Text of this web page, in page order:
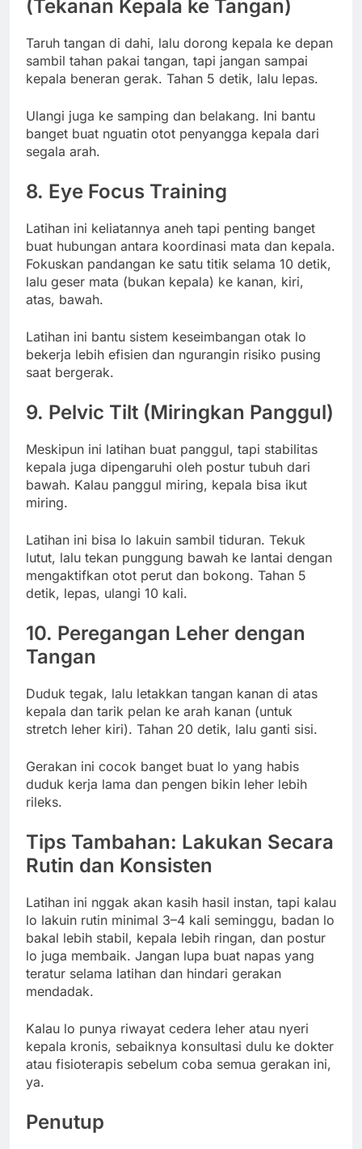
(Tekanan Kepala ke Tangan)
Taruh tangan di dahi, lalu dorong kepala ke depan
sambil tahan pakai tangan, tapi jangan sampai
kepala beneran gerak. Tahan 5 detik, lalu lepas.
Ulangi juga ke samping dan belakang. Ini bantu
banget buat nguatin otot penyangga kepala dari
segala arah.
8. Eye Focus Training
Latihan ini keliatannya aneh tapi penting banget
buat hubungan antara koordinasi mata dan kepala.
Fokuskan pandangan ke satu titik selama 10 detik,
lalu geser mata (bukan kepala) ke kanan, kiri,
atas, bawah.
Latihan ini bantu sistem keseimbangan otak lo
bekerja lebih efisien dan ngurangin risiko pusing
saat bergerak.
9. Pelvic Tilt (Miringkan Panggul)
Meskipun ini latihan buat panggul, tapi stabilitas
kepala juga dipengaruhi oleh postur tubuh dari
bawah. Kalau panggul miring, kepala bisa ikut
miring.
Latihan ini bisa lo lakuin sambil tiduran. Tekuk
lutut, lalu tekan punggung bawah ke lantai dengan
mengaktifkan otot perut dan bokong. Tahan 5
detik, lepas, ulangi 10 kali.
10. Peregangan Leher dengan
Tangan
Duduk tegak, lalu letakkan tangan kanan di atas
kepala dan tarik pelan ke arah kanan (untuk
stretch leher kiri). Tahan 20 detik, lalu ganti sisi.
Gerakan ini cocok banget buat lo yang habis
duduk kerja lama dan pengen bikin leher lebih
rileks.
Tips Tambahan: Lakukan Secara
Rutin dan Konsisten
Latihan ini nggak akan kasih hasil instan, tapi kalau
lo lakuin rutin minimal 3–4 kali seminggu, badan lo
bakal lebih stabil, kepala lebih ringan, dan postur
lo juga membaik. Jangan lupa buat napas yang
teratur selama latihan dan hindari gerakan
mendadak.
Kalau lo punya riwayat cedera leher atau nyeri
kepala kronis, sebaiknya konsultasi dulu ke dokter
atau fisioterapis sebelum coba semua gerakan ini,
ya.
Penutup